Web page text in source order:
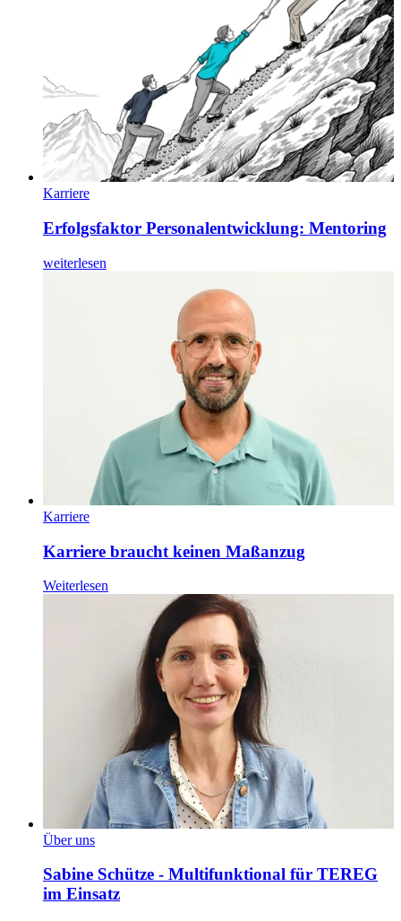
Karriere
Erfolgsfaktor Personalentwicklung: Mentoring
weiterlesen
Karriere
Karriere braucht keinen Maßanzug
Weiterlesen
Über uns
Sabine Schütze - Multifunktional für TEREG
im Einsatz